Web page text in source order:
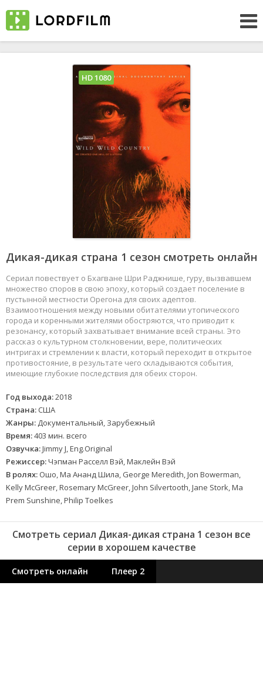
Дикая-дикая страна 1 сезон смотреть онлайн
Сериал повествует о Бхагване Шри Раджнише, гуру, вызвавшем
множество споров в свою эпоху, который создает поселение в
пустынной местности Орегона для своих адептов.
Взаимоотношения между новыми обитателями утопического
города и коренными жителями обостряются, что приводит к
резонансу, который захватывает внимание всей страны. Это
рассказ о культурном столкновении, вере, политических
интригах и стремлении к власти, который переходит в открытое
противостояние, в результате чего складываются события,
имеющие глубокие последствия для обеих сторон.
Год выхода:2018
Страна: США
Жанры: Документальный, Зарубежный
Время:403 мин. всего
Озвучка:Jimmy J, Eng.Original
Режиссер:Чэпман Расселл Вэй, Маклейн Вэй
В ролях: Ошо, Ма Ананд Шила, George Meredith, Jon Bowerman,
Kelly McGreer, Rosemary McGreer, John Silvertooth, Jane Stork, Ma
Prem Sunshine, Philip Toelkes
HD 1080
Смотреть сериал Дикая-дикая страна 1 сезон все
серии в хорошем качестве
Смотреть онлайн Плеер 2